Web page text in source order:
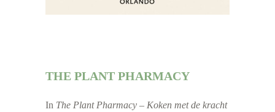
THE PLANT PHARMACY
In The Plant Pharmacy – Koken met de kracht